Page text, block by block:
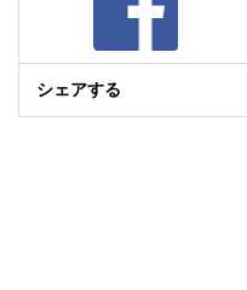
シェアする